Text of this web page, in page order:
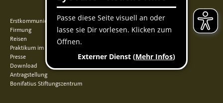
QUICKLINKS
Erstkommunion
Firmung
Reisen
Praktikum im Norden
Presse
Download
Antragstellung
Bonifatius Stiftungszentrum